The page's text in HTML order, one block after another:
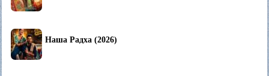
Наша Радха (2026)